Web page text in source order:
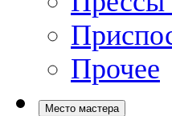
Прочее
Место мастера